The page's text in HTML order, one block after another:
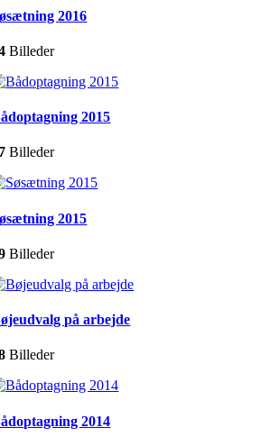
2016
Billeder
2015
Billeder
2015
Billeder
på arbejde
Billeder
2014